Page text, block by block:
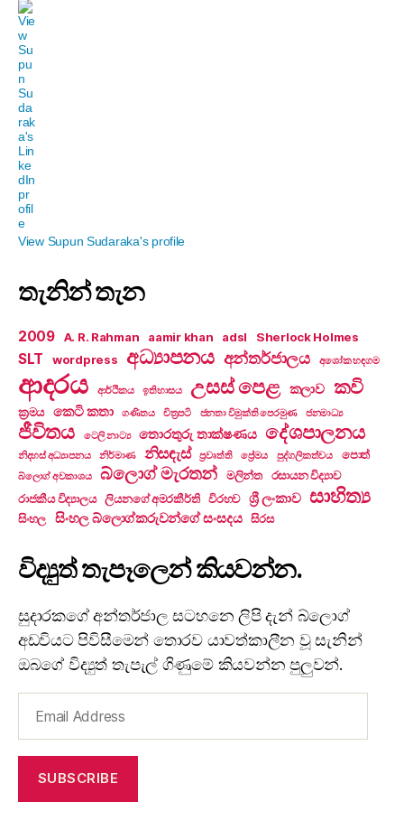
View Supun Sudaraka's profile
තැනින් තැන
2009 A. R. Rahman aamir khan adsl Sherlock Holmes
SLT wordpress අධ්‍යාපනය අන්තර්ජාලය අශෝක හඳගම
ආදරය ආර්ථිකය ඉතිහාසය උසස් පෙළ කලාව කවි
ක්‍රමය කෙටි කතා ගණිතය චිත්‍රපටි ජනතා විමුක්ති පෙරමුණ ජනමාධ්‍ය
ජීවිතය ටෙලි නාට්‍ය තොරතුරු තාක්ෂණය දේශපාලනය
නිදහස් අධ්‍යාපනය නිර්මාණ නිසඳැස් ප්‍රවෘත්ති ප්‍රේමය පුද්ගලිකත්වය පොත්
බ්ලොග් අවකාශය බ්ලොග් මැරතන් මලින්ත
රසායන විද්‍යාව
රාජකීය විද්‍යාලය
ලියනගේ අමරකීර්ති විරහව ශ්‍රී ලංකාව සාහිත්‍ය
සිංහල සිංහල බ්ලොග්කරුවන්ගේ සංසදය සිරස
විද්‍යුත් තැපෑලෙන් කියවන්න.
සුදාරකගේ අන්තර්ජාල සටහනෙ ලිපි දැන් බ්ලොග්
අඩවියට පිවිසීමෙන් තොරව යාවත්කාලීන වූ සැනින්
ඔබගේ විද්‍යුත් තැපැල් ගිණුමේ කියවන්න පුලුවන්.
Address
SUBSCRIBE